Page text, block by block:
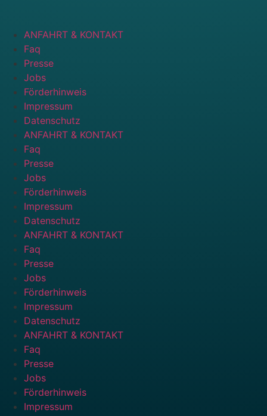
ANFAHRT & KONTAKT
Faq
Presse
Jobs
Förderhinweis
Impressum
Datenschutz
ANFAHRT & KONTAKT
Faq
Presse
Jobs
Förderhinweis
Impressum
Datenschutz
ANFAHRT & KONTAKT
Faq
Presse
Jobs
Förderhinweis
Impressum
Datenschutz
ANFAHRT & KONTAKT
Faq
Presse
Jobs
Förderhinweis
Impressum